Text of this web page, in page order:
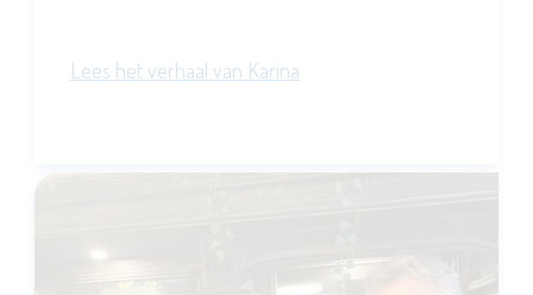
Lees het verhaal van Karina